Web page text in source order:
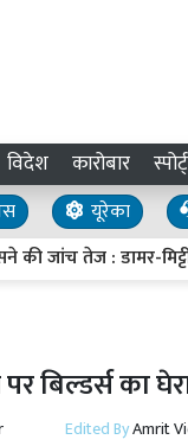
विदेश कारोबार
यूरेका
तेज : डामर-मिट्टी के
बिल्डर्स का
Edited ByAmrit